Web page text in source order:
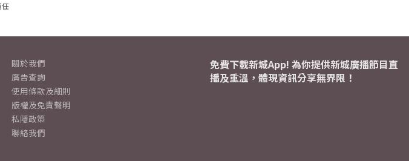
任
關於我們
廣告查詢
使用條款及細則
版權及免責聲明
私隱政策
聯絡我們
免費下載新城App! 為你提供新城廣播節目直
播及重溫，體現資訊分享無界限！